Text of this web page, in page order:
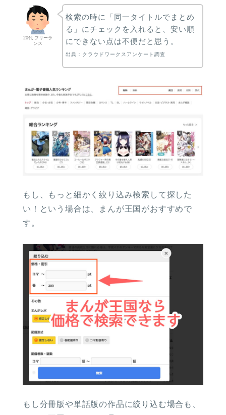
20代 フリーラ
ンス
検索の時に「同一タイトルでまとめ
る」にチェックを入れると、安い順
にできない点は不便だと思う。
出典：クラウドワークスアンケート調査
もし、もっと細かく絞り込み検索して探した
い！という場合は、まんが王国がおすすめで
す。
もし分冊版や単話版の作品に絞り込む場合も、